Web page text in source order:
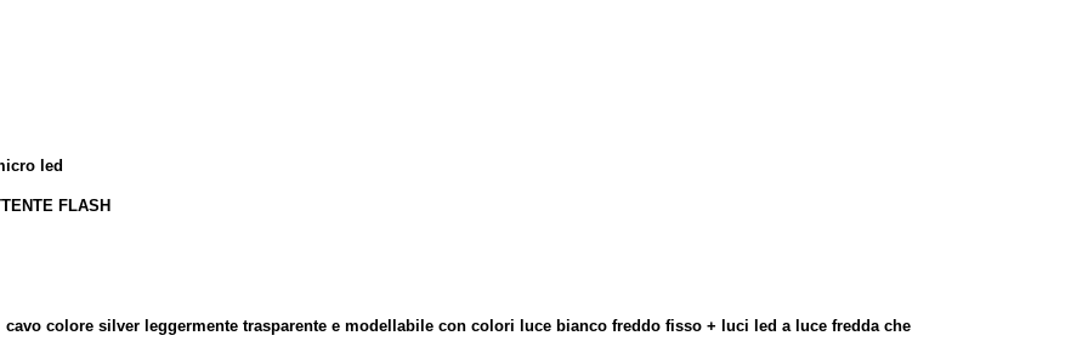
led
FLASH
colore silver leggermente trasparente e modellabile con colori luce bianco freddo fisso + luci led a luce fredda che